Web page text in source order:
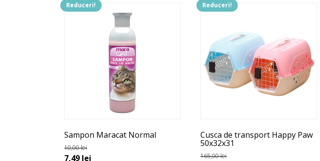
Reduceri!
Sampon Maracat Normal
10,00lei
Prețul
7,49 lei
Reduceri!
Cusca de transport Happy Paw
50x32x31
165,00lei
Acest
mai
multe
variații.
Opțiunile
în
pagina
produsului.